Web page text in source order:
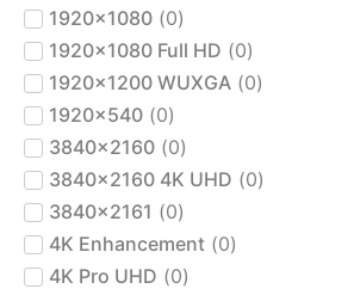
1920x1080 (0)
1920x1080 Full HD (0)
1920x1200 WUXGA (0)
1920x540 (0)
3840x2160 (0)
3840x2160 4K UHD (0)
3840x2161 (0)
4K Enhancement (0)
4K Pro UHD (0)